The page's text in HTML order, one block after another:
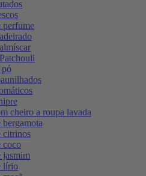
perfume
pó
cheiro a roupa lavada
bergamota
citrinos
coco
jasmim
lírio